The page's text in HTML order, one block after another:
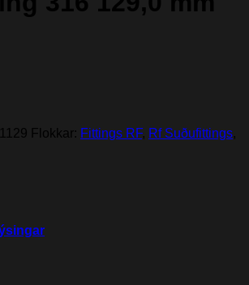
Flokkar: Fittings RF, Rf Suðufittings,